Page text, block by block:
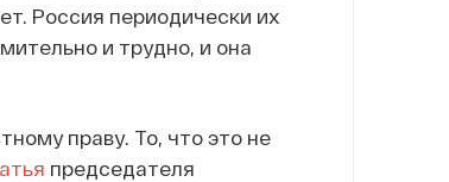
Россия периодически их
и трудно, и она
праву. То, что это не
председателя